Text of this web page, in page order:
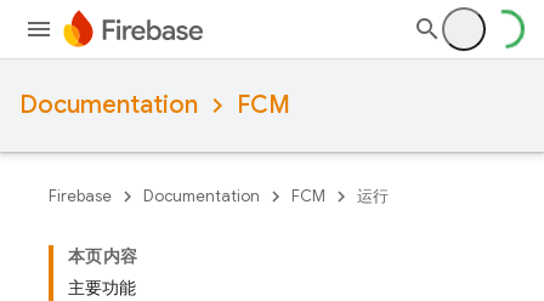
Documentation FCM
Firebase Documentation FCM 运行
本页内容
主要功能